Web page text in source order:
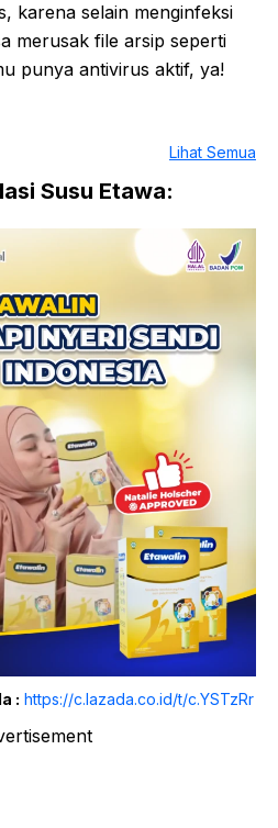
karena selain menginfeksi
merusak file arsip seperti
punya antivirus aktif, ya!
Lihat Semua
Susu Etawa:
: https://c.lazada.co.id/t/c.YSTzRr